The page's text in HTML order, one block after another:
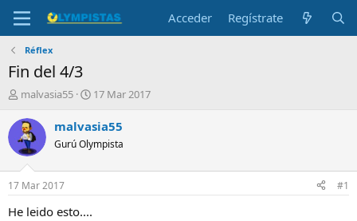
Acceder Regístrate
Réflex
Fin del 4/3
I
i
c
i
a
d
o
r
malvasia55
F
c
a
i
17 Mar 2017
malvasia55
Gurú Olympista
17 Mar 2017 #1
He leido esto....